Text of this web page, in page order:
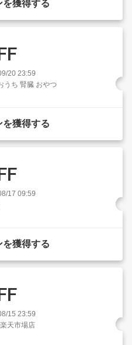
を獲得する
20 23:59
うち 腎臓 おやつ
を獲得する
17 09:59
を獲得する
15 23:59
天市場店